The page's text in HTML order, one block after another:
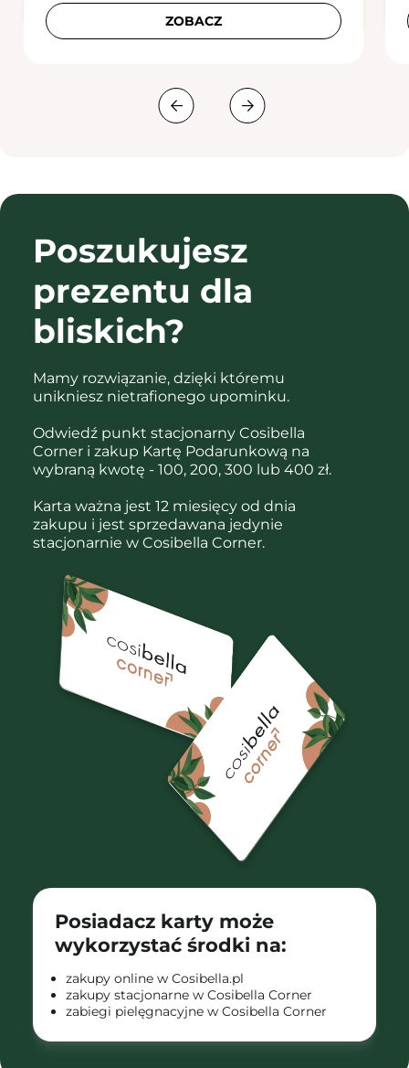
ZOBACZ
Poszukujesz
prezentu dla
bliskich?
Mamy rozwiązanie, dzięki któremu
unikniesz nietrafionego upominku.
Odwiedź punkt stacjonarny Cosibella
Corner i zakup Kartę Podarunkową na
wybraną kwotę - 100, 200, 300 lub 400 zł.
Karta ważna jest 12 miesięcy od dnia
zakupu i jest sprzedawana jedynie
stacjonarnie w Cosibella Corner.
Posiadacz karty może
wykorzystać środki na:
zakupy online w Cosibella.pl
zakupy stacjonarne w Cosibella Corner
zabiegi pielęgnacyjne w Cosibella Corner